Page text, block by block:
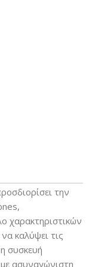
την
χαρακτηριστικών
καλύψει τις
συσκευή
ασυναγώνιστη